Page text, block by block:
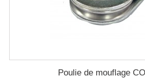
Poulie de mouflage